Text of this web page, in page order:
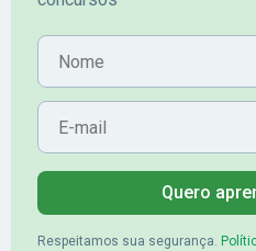
Nome
E-mail
Quero
Respeitamos sua segurança.